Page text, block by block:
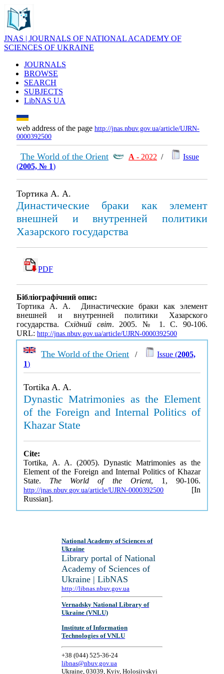
JNAS | JOURNALS OF NATIONAL ACADEMY OF
SCIENCES OF UKRAINE
JOURNALS
BROWSE
SEARCH
SUBJECTS
LibNAS UA
web address of the page http://jnas.nbuv.gov.ua/article/UJRN-
0000392500
The World of the Orient А - 2022 /
Issue
(2005, № 1)
Тортика А. А.
Династические браки как элемент
внешней и внутренней политики
Хазарского государства
PDF
Бібліографічний опис:
Тортика А. А. Династические браки как элемент
внешней и внутренней политики Хазарского
государства. Східний світ. 2005. № 1. С. 90-106.
URL: http://jnas.nbuv.gov.ua/article/UJRN-0000392500
The World of the Orient / Issue (2005,
1)
Tortika A. A.
Dynastic Matrimonies as the Element
of the Foreign and Internal Politics of
Khazar State
Cite:
Tortika, A. A. (2005). Dynastic Matrimonies as the
Element of the Foreign and Internal Politics of Khazar
State. The World of the Orient, 1, 90-106.
http://jnas.nbuv.gov.ua/article/UJRN-0000392500 [In
Russian].
National Academy of Sciences of
Ukraine
Library portal of National
Academy of Sciences of
Ukraine | LibNAS
http://libnas.nbuv.gov.ua
Vernadsky National Library of
Ukraine (VNLU)
Institute of Information
Technologies of VNLU
+38 (044) 525-36-24
libnas@nbuv.gov.ua
Ukraine, 03039, Kyiv, Holosiivskyi